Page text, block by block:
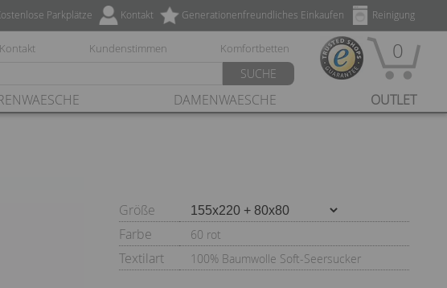
Reinigung
Generationenfreundliches Einkaufen
Kontakt
Parkplätze
Kontakt Kundenstimmen Komfortbetten
SUCHE
0
DAMENWAESCHE OUTLET
Größe
Farbe
60 rot
Textilart 100% Baumwolle Soft-Seersucker